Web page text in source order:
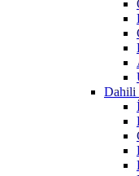
Dahili